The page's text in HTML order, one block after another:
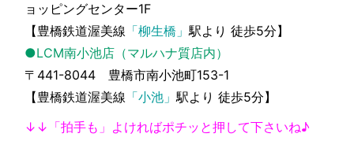
ョッピングセンター1F
【豊橋鉄道渥美線 「柳生橋」駅より 徒歩5分】
●LCM南小池店（マルハナ質店内）
〒441-8044 豊橋市南小池町153-1
【豊橋鉄道渥美線 「小池」駅より 徒歩5分】
↓↓「拍手も」よければポチッと押して下さいね♪